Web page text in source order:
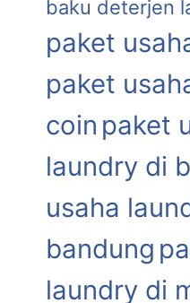
baku deterjen
paket
paket
coin paket
laundry di
usaha
bandung
laundry di